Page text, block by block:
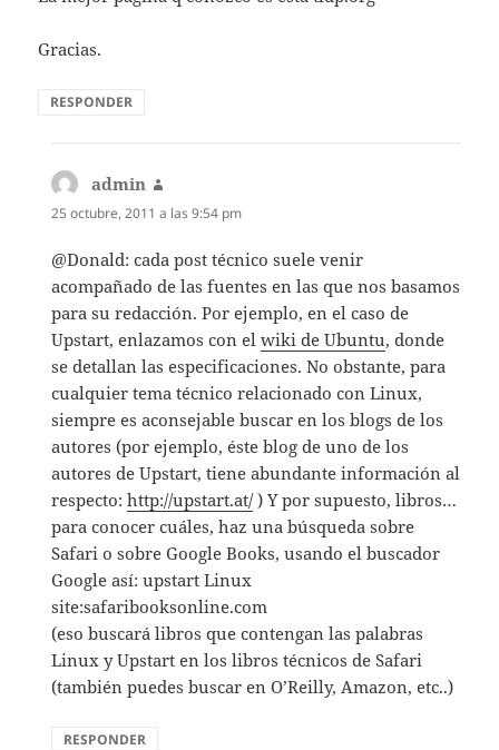
Gracias.
RESPONDER
admin
25 octubre, 2011 a las 9:54 pm
@Donald: cada post técnico suele venir
acompañado de las fuentes en las que nos basamos
para su redacción. Por ejemplo, en el caso de
Upstart, enlazamos con elwiki de Ubuntu, donde
se detallan las especificaciones. No obstante, para
cualquier tema técnico relacionado con Linux,
siempre es aconsejable buscar en los blogs de los
autores (por ejemplo, éste blog de uno de los
autores de Upstart, tiene abundante información al
respecto:http://upstart.at/) Y por supuesto, libros…
para conocer cuáles, haz una búsqueda sobre
Safari o sobre Google Books, usando el buscador
Google así: upstart Linux
site:safaribooksonline.com
(eso buscará libros que contengan las palabras
Linux y Upstart en los libros técnicos de Safari
(también puedes buscar en O’Reilly, Amazon, etc..)
RESPONDER